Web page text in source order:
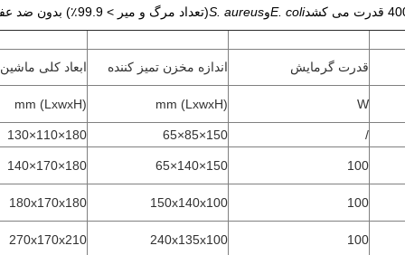
E. coliوS. aureus(تعداد مرگ و میر > 99.9٪) بدون ضد عفونی کننده های شیمیایی.
قدرت گرمایش اندازه مخزن تمیز کننده ابعاد کلی ماشین
W
(LxwxH) mm
(LxwxH) mm
/
150×85×65
180×110×130
100
150×140×65
180×170×140
100
150x140x100
180x170x180
100
240x135x100
270x170x210